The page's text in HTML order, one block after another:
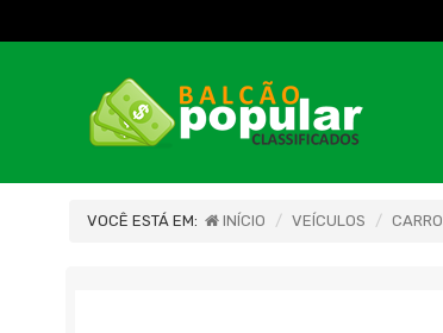
VOCÊ ESTÁ EM: INÍCIO VEÍCULOS